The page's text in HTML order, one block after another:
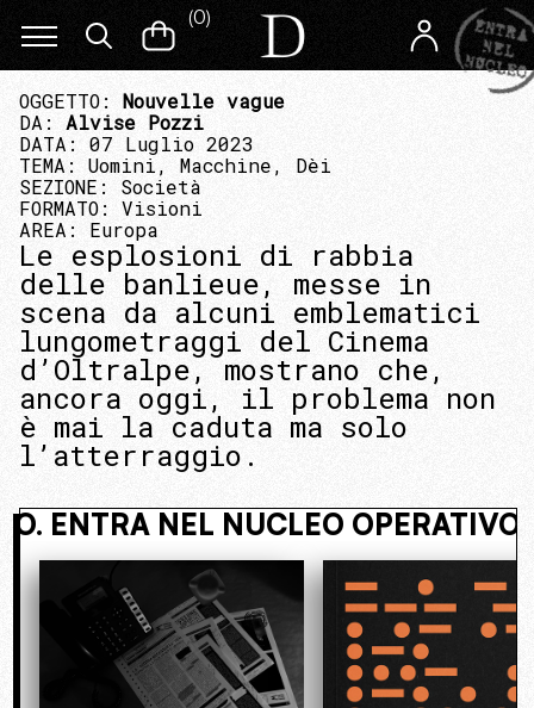
(0)
OGGETTO: Nouvelle vague
DA: Alvise Pozzi
DATA: 07 Luglio 2023
TEMA: Uomini, Macchine, Dèi
SEZIONE: Società
FORMATO: Visioni
AREA: Europa
Le esplosioni di rabbia
delle banlieue, messe in
scena da alcuni emblematici
lungometraggi del Cinema
d’Oltralpe, mostrano che,
ancora oggi, il problema non
è mai la caduta ma solo
l’atterraggio.
ENTRA NEL NUCLEO